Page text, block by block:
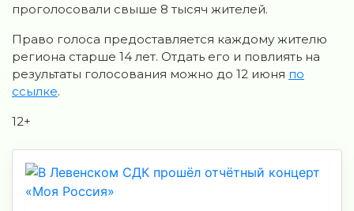
проголосовали свыше 8 тысяч жителей.
Право голоса предоставляется каждому жителю
региона старше 14 лет. Отдать его и повлиять на
результаты голосования можно до 12 июня по
ссылке.
12+